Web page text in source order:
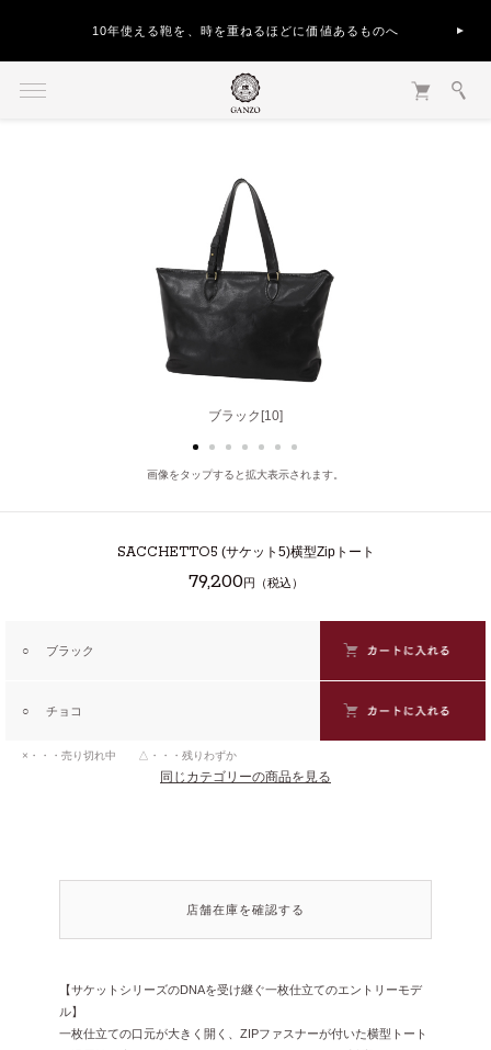
10年使える鞄を、時を重ねるほどに価値あるものへ
ブラック[10]
チョコ[56]
画像をタップすると拡大表示されます。
SACCHETTO5 (サケット5)横型Zipトート
79,200円（税込）
○ ブラック
○ チョコ
×・・・売り切れ中 △・・・残りわずか
同じカテゴリーの商品を見る
店舗在庫を確認する
【サケットシリーズのDNAを受け継ぐ一枚仕立てのエントリーモデ
ル】
一枚仕立ての口元が大きく開く、ZIPファスナーが付いた横型トート